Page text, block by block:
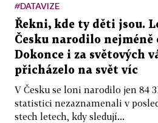
#DATAVIZE
Řekni, kde ty děti jsou.
Česku narodilo nejméně
Dokonce i za světových
přicházelo na svět víc
V Česku se loni narodilo jen 84
statistici nezaznamenali v
stech letech, kdy sledují...